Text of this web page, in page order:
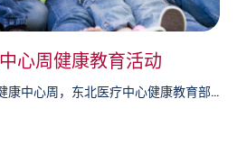
心周健康教育活动
康中心周，东北医疗中心健康教育部...